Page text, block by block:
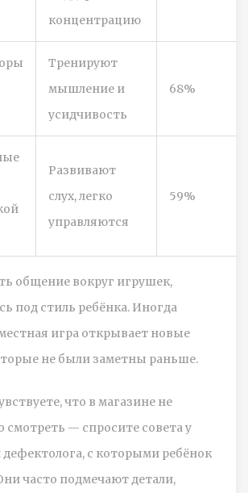
концентрацию
Тренируют
мышление и
усидчивость
68%
Развивают
слух, легко
управляются
59%
общение вокруг игрушек,
под стиль ребёнка. Иногда
игра открывает новые
не были заметны раньше.
что в магазине не
смотреть — спросите совета у
дефектолога, с которыми ребёнок
часто подмечают детали,